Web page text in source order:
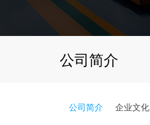
公司简介
公司简介 企业文化